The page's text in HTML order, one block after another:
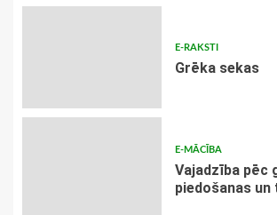
E-RAKSTI
Grēka sekas
E-MĀCĪBA
Vajadzība pēc
piedošanas